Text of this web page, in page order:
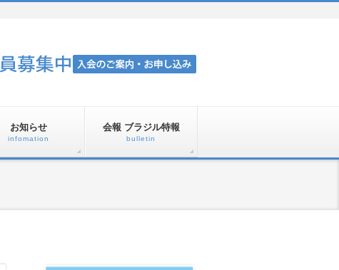
お知らせ
infomation
会報 ブラジル特報
bulletin